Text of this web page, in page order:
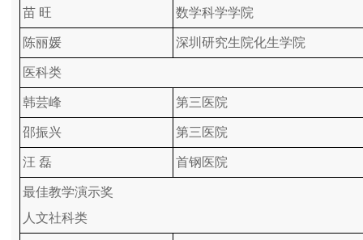
苗 旺 数学科学学院
陈丽媛 深圳研究生院化生学院
医科类
韩芸峰 第三医院
邵振兴 第三医院
汪 磊 首钢医院
最佳教学演示奖
人文社科类